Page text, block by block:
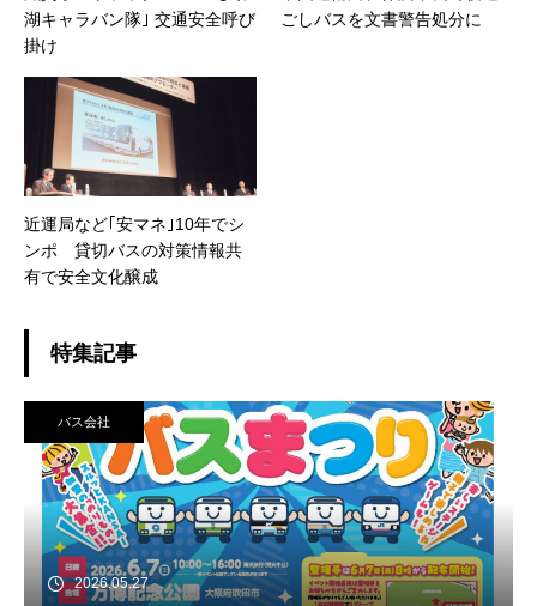
湖キャラバン隊｣ 交通安全呼び
掛け
ごしバスを文書警告処分に
近運局など｢安マネ｣10年でシ
ンポ 貸切バスの対策情報共
有で安全文化醸成
特集記事
バス会社
2026.05.27